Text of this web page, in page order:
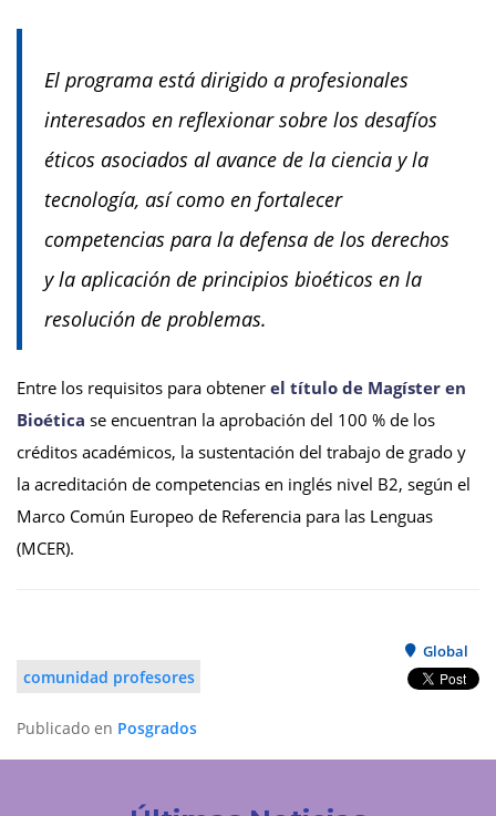
El programa está dirigido a profesionales
interesados en reflexionar sobre los desafíos
éticos asociados al avance de la ciencia y la
tecnología, así como en fortalecer
competencias para la defensa de los derechos
y la aplicación de principios bioéticos en la
resolución de problemas.
Entre los requisitos para obtener el título de Magíster en
Bioética se encuentran la aprobación del 100 % de los
créditos académicos, la sustentación del trabajo de grado y
la acreditación de competencias en inglés nivel B2, según el
Marco Común Europeo de Referencia para las Lenguas
(MCER).
Global
comunidad profesores
Publicado en Posgrados